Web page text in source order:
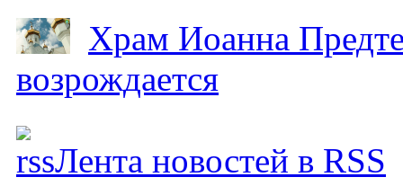
Храм Иоанна
возрождается
Лента новостей в RSS